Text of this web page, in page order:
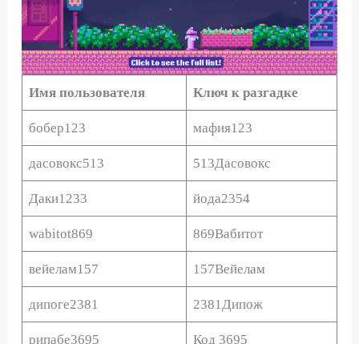
Имя пользователя Ключ к разгадке
бобер123 мафия123
дасовокс513 513Дасовокс
Даки1233 йода2354
wabitot869 869Вабитот
вейелам157 157Вейелам
дипоге2381 2381Дипож
рипабе3695 Код 3695